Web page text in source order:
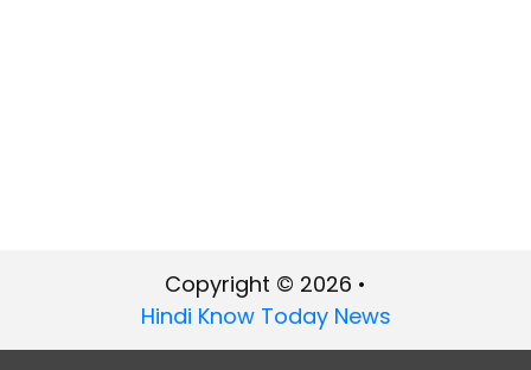
Copyright © 2026 •
Hindi Know Today News